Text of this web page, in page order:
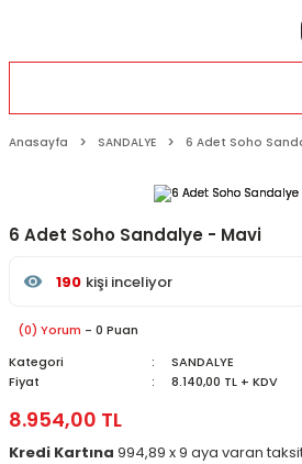
Anasayfa SANDALYE 6 Adet Soho
6 Adet Soho Sandalye - Mavi
190 kişi inceliyor
Son 24 saat içinde
Son 1 hafta içinde
(0) Yorum - 0 Puan
Kategori
SANDALYE
Fiyat
8.140,00 TL + KDV
8.954,00 TL
Kredi Kartına 994,89 x 9 aya varan